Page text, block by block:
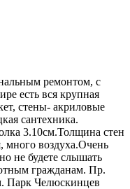
ремонтом, с
есть вся крупная
стены- акриловые
сантехника.
3.10см.Толщина стен
много воздуха.Очень
не будете слышать
гражданам. Пр.
Парк Челюскинцев